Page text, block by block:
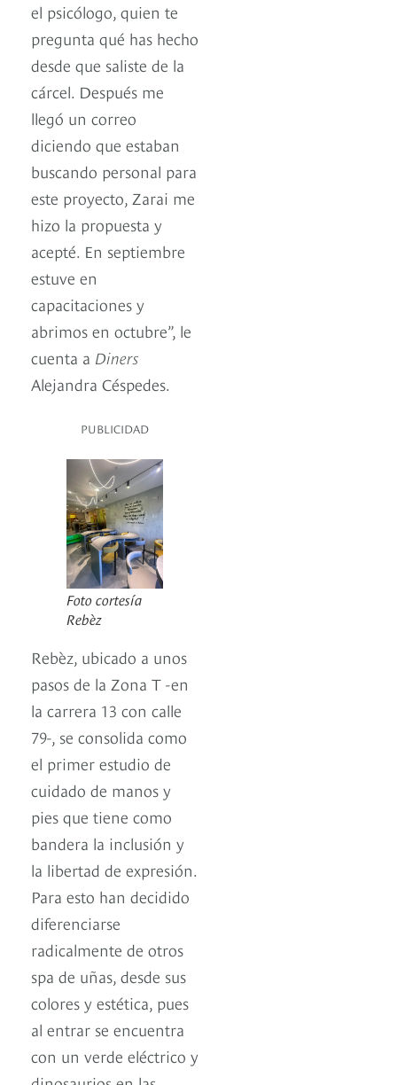
el psicólogo, quien te
pregunta qué has hecho
desde que saliste de la
cárcel. Después me
llegó un correo
diciendo que estaban
buscando personal para
este proyecto, Zarai me
hizo la propuesta y
acepté. En septiembre
estuve en
capacitaciones y
abrimos en octubre”, le
cuenta a Diners
Alejandra Céspedes.
PUBLICIDAD
Foto cortesía
Rebèz
Rebèz, ubicado a unos
pasos de la Zona T -en
la carrera 13 con calle
79-, se consolida como
el primer estudio de
cuidado de manos y
pies que tiene como
bandera la inclusión y
la libertad de expresión.
Para esto han decidido
diferenciarse
radicalmente de otros
spa de uñas, desde sus
colores y estética, pues
al entrar se encuentra
con un verde eléctrico y